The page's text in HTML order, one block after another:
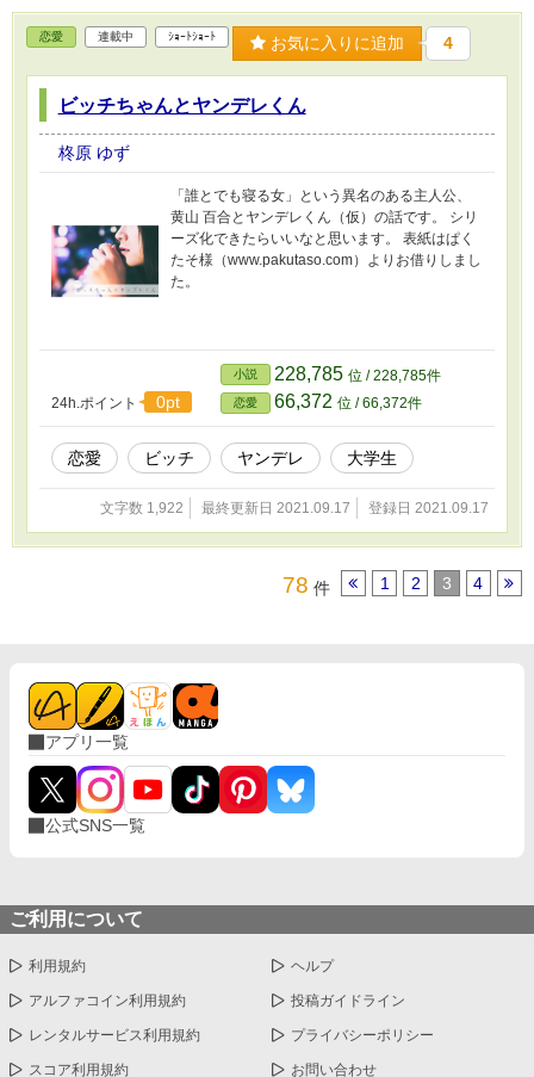
恋愛 連載中 ｼｮｰﾄｼｮｰﾄ お気に入りに追加 4
ビッチちゃんとヤンデレくん
柊原 ゆず
「誰とでも寝る女」という異名のある主人公、
黄山 百合とヤンデレくん（仮）の話です。 シリ
ーズ化できたらいいなと思います。 表紙はぱく
たそ様（www.pakutaso.com）よりお借りしまし
た。
24h.ポイント 0pt
小説 228,785 位 / 228,785件
恋愛 66,372 位 / 66,372件
恋愛 ビッチ ヤンデレ 大学生
文字数 1,922 最終更新日 2021.09.17 登録日 2021.09.17
78 件 1 2 3 4
アプリ一覧
公式SNS一覧
ご利用について
利用規約 ヘルプ
アルファコイン利用規約 投稿ガイドライン
レンタルサービス利用規約 プライバシーポリシー
スコア利用規約 お問い合わせ